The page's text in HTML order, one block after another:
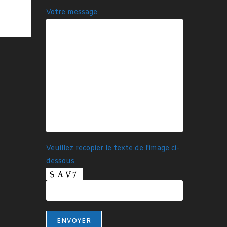
Votre message
Veuillez recopier le texte de l'image ci-
dessous